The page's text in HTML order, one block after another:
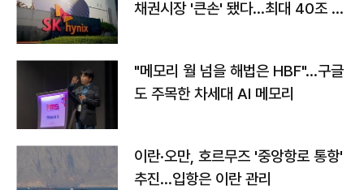
채권시장 '큰손' 됐다…최대 40조 투
"메모리 월 넘을 해법은 HBF"…구글
도 주목한 차세대 AI 메모리
이란·오만, 호르무즈 '중앙항로 통항'
추진…입항은 이란 관리